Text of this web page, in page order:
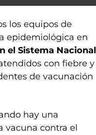
los equipos de
epidemiológica en
el Sistema Nacional
con fiebre y
de vacunación
hay una
vacuna contra el